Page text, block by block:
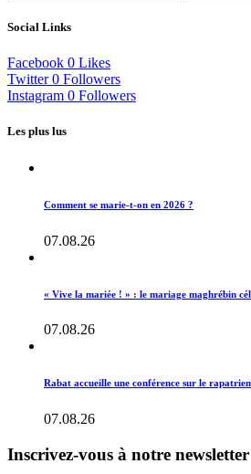
Social Links
Facebook 0 Likes
Twitter 0 Followers
Instagram 0 Followers
Les plus lus
Comment se marie-t-on en 2026 ?
07.08.26
« Vive la mariée ! » : le mariage maghrébin
07.08.26
Rabat accueille une conférence sur le
07.08.26
Inscrivez-vous à notre newsletter